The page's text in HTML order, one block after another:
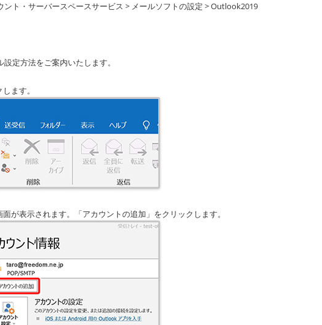
ント・サーバースペースサービス > メールソフトの設定 >Outlook2019
定方法をご案内いたします。
ます。
面が表示されます。「アカウントの追加」をクリックします。